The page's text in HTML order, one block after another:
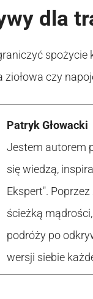
dla
spożycie
ziołowa czy
Patryk Głowacki
Jestem autorem
się wiedzą,
Ekspert".
ścieżką
podróży po
wersji siebie